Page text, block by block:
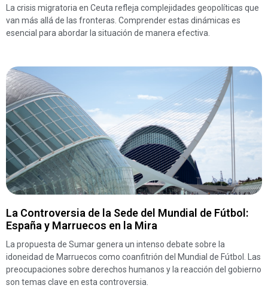
La crisis migratoria en Ceuta refleja complejidades geopolíticas que
van más allá de las fronteras. Comprender estas dinámicas es
esencial para abordar la situación de manera efectiva.
La Controversia de la Sede del Mundial de Fútbol:
España y Marruecos en la Mira
La propuesta de Sumar genera un intenso debate sobre la
idoneidad de Marruecos como coanfitrión del Mundial de Fútbol. Las
preocupaciones sobre derechos humanos y la reacción del gobierno
son temas clave en esta controversia.